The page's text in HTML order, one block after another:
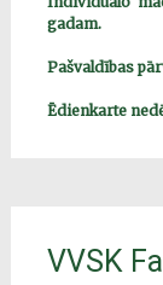
gadam.
Pašvaldības
Ēdienkarte
VVSK